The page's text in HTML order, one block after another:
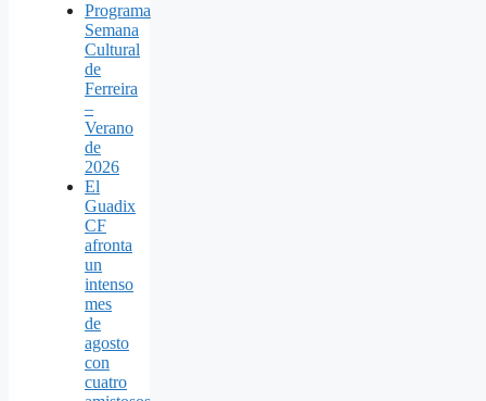
Programa
Semana
Cultural
de
Ferreira
–
Verano
de
2026
El
Guadix
CF
afronta
un
intenso
mes
de
agosto
con
cuatro